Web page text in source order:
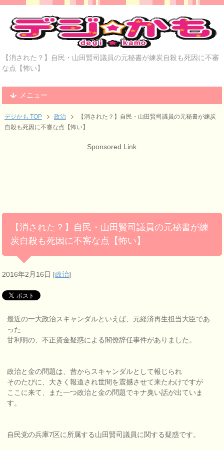
【消された？】自民・山田賢司議員の元秘書が練炭自殺も死因に不審
な点【怖い】
メニュー
デジかも TOP 政治
【消された？】自民・山田賢司議員の元秘書が練炭
自殺も死因に不審な点【怖い】
Sponsored Link
【消された？】自民・山田賢司議員の元秘書が練
炭自殺も死因に不審な点【怖い】
2016年2月16日 [政治]
最近の一大政治スキャンダルといえば、元経済再生担当大臣であ
った
甘利明の、不正資金疑惑による閣僚辞任事件がありました。
政治と金の問題は、昔からスキャンダルとして報じられ
そのたびに、大きく報道され世間を震撼させて来たわけですが
ここに来て、また一つ政治と金の問題でキナ臭い話が出ていま
す。
自民党の兵庫7区に所属する山田賢司議員に関する疑惑です。